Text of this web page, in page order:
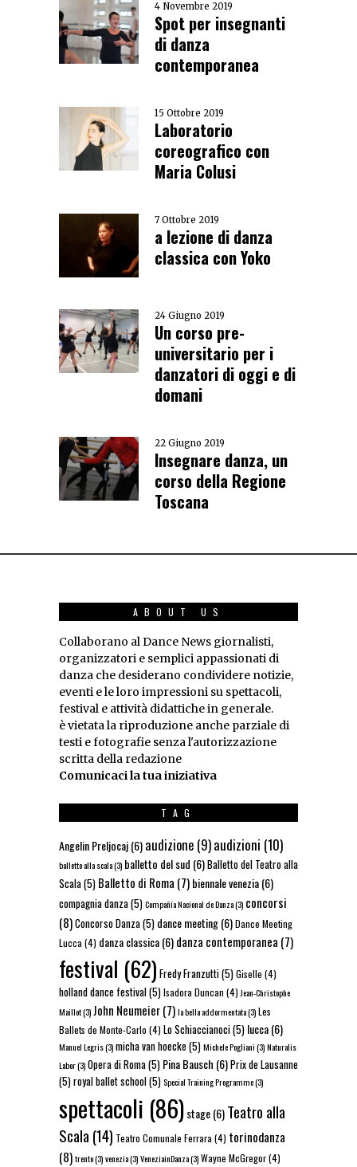
4 Novembre 2019
Spot per insegnanti
di danza
contemporanea
15 Ottobre 2019
Laboratorio
coreografico con
Maria Colusi
7 Ottobre 2019
a lezione di danza
classica con Yoko
24 Giugno 2019
Un corso pre-
universitario per i
danzatori di oggi e di
domani
22 Giugno 2019
Insegnare danza, un
corso della Regione
Toscana
ABOUT US
Collaborano al Dance News giornalisti,
organizzatori e semplici appassionati di
danza che desiderano condividere notizie,
eventi e le loro impressioni su spettacoli,
festival e attività didattiche in generale.
è vietata la riproduzione anche parziale di
testi e fotografie senza l'autorizzazione
scritta della redazione
Comunicaci la tua iniziativa
TAG
Angelin Preljocaj(6)audizione (9)audizioni (10)
balletto alla scala(3) balletto del sud (6)Balletto del Teatro alla
Scala(5) Balletto di Roma (7)biennale venezia(6)
compagnia danza(5)Compañía Nacional de Danza(3) concorsi
(8)Concorso Danza(5) dance meeting(6)Dance Meeting
Lucca (4) danza classica(6)danza contemporanea (7)
festival (62) Fredy Franzutti(5)Giselle (4)
holland dance festival(5)Isadora Duncan (4) Jean-Christophe
Maillot(3)John Neumeier(7)la bella addormentata(3)Les
Ballets de Monte-Carlo (4) Lo Schiaccianoci(5) lucca(6)
Manuel Legris(3)micha van hoecke(5)Michele Pogliani(3)Naturalis
Labor(3)Opera di Roma(5) Pina Bausch (6)Prix de Lausanne
(5)royal ballet school(5)Special Training Programme(3)
spettacoli (86)stage(6)Teatro alla
Scala (14) Teatro Comunale Ferrara (4) torinodanza
(8)trento(3)venezia(3)VeneziainDanza(3)Wayne McGregor(4)